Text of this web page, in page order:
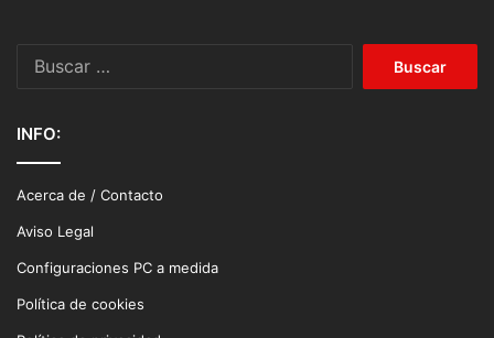
INFO:
Acerca de / Contacto
Aviso Legal
Configuraciones PC a medida
Política de cookies